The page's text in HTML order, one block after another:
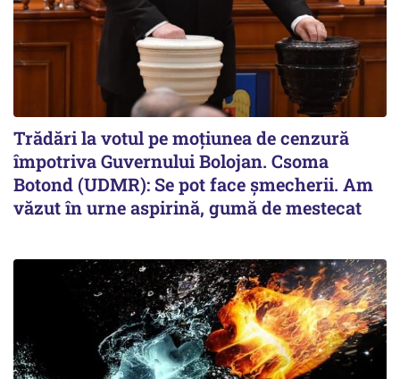
Trădări la votul pe moțiunea de cenzură
împotriva Guvernului Bolojan. Csoma
Botond (UDMR): Se pot face șmecherii. Am
văzut în urne aspirină, gumă de mestecat